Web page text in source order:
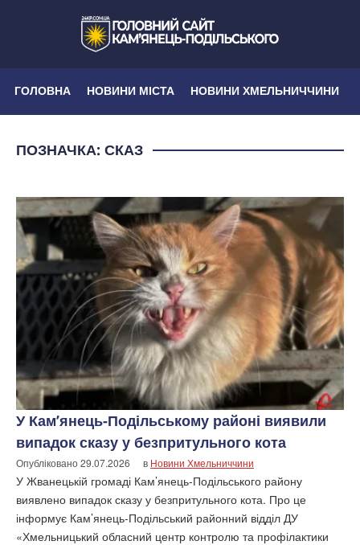
ГОЛОВНА НОВИНИ МІСТА НОВИНИ ХМЕЛЬНИЧЧИНИ
ПОЗНАЧКА: СКАЗ
У Кам’янець-Подільському районі виявили
випадок сказу у безпритульного кота
Опубліковано29.07.2026 в Новини Хмельниччини
У Жванецькій громаді Кам’янець-Подільського району
виявлено випадок сказу у безпритульного кота. Про це
інформує Кам’янець-Подільський районний відділ ДУ
«Хмельницький обласний центр контролю та профілактики